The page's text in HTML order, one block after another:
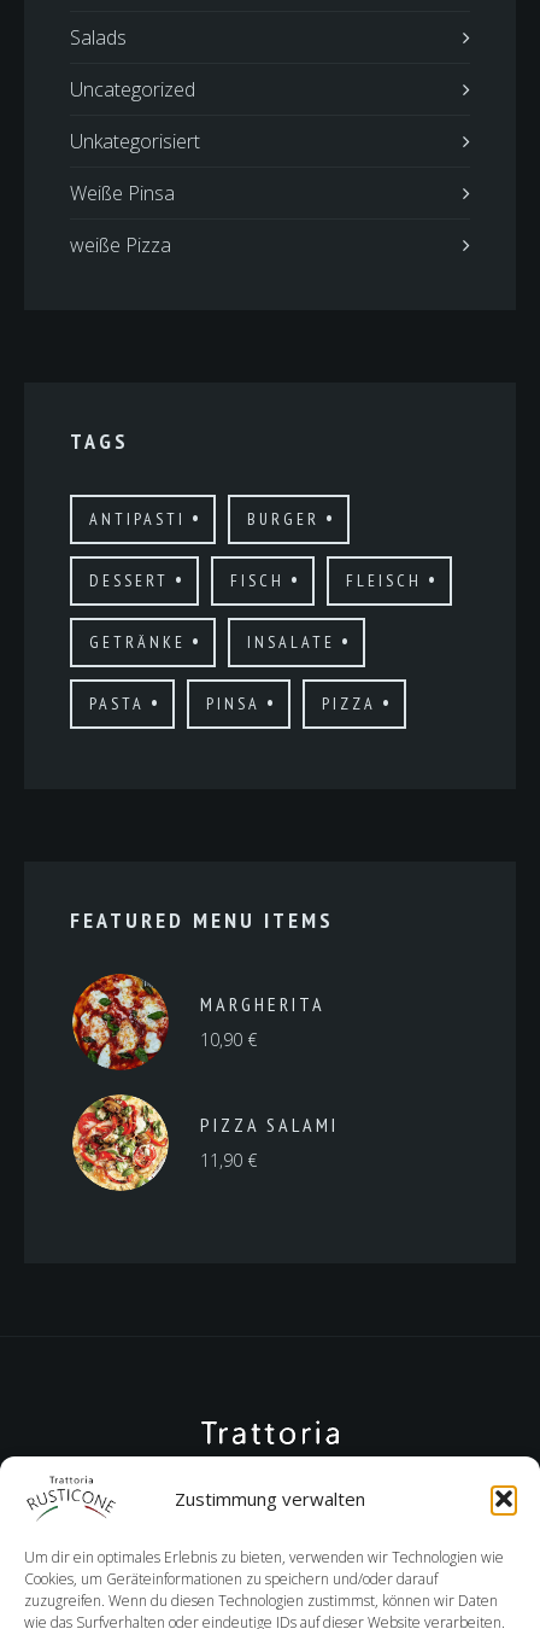
Zustimmung verwalten
Um dir ein optimales Erlebnis zu bieten, verwenden wir Technologien wie
Cookies, um Geräteinformationen zu speichern und/oder darauf
zuzugreifen. Wenn du diesen Technologien zustimmst, können wir Daten
wie das Surfverhalten oder eindeutige IDs auf dieser Website verarbeiten.
Salads
Uncategorized
Unkategorisiert
Weiße Pinsa
weiße Pizza
TAGS
ANTIPASTI BURGER
DESSERT FISCH FLEISCH
GETRÄNKE INSALATE
PASTA PINSA PIZZA
FEATURED MENU ITEMS
MARGHERITA
10,90 €
PIZZA SALAMI
11,90 €